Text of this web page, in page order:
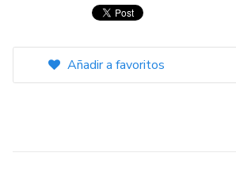
Añadir a favoritos